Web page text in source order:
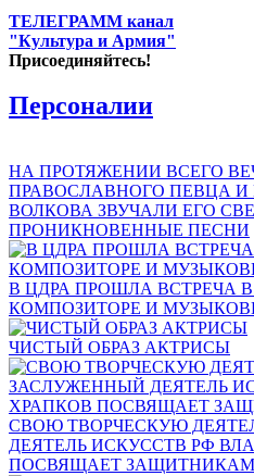
ТЕЛЕГРАММ канал
"Культура и Армия"
Присоединяйтесь!
Персоналии
НА ПРОТЯЖЕНИИ ВСЕГО
ПРАВОСЛАВНОГО ПЕВЦА И
ВОЛКОВА ЗВУЧАЛИ ЕГО
ПРОНИКНОВЕННЫЕ ПЕСНИ
В ЦДРА ПРОШЛА ВСТРЕЧА
КОМПОЗИТОРЕ И
ЧИСТЫЙ ОБРАЗ АКТРИСЫ
СВОЮ ТВОРЧЕСКУЮ
ДЕЯТЕЛЬ ИСКУССТВ РФ
ПОСВЯЩАЕТ ЗАЩИТНИКАМ